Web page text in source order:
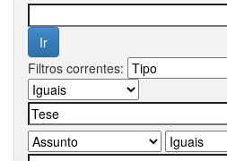
Filtros correntes: